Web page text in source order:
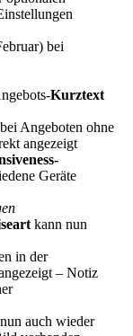
bei
Kurztext
bei Angeboten ohne
angezeigt
Geräte
kann nun
in der
– Notiz
auch wieder